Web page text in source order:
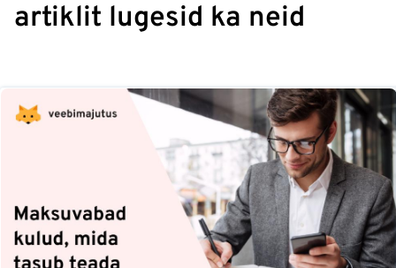
artiklit lugesid ka neid